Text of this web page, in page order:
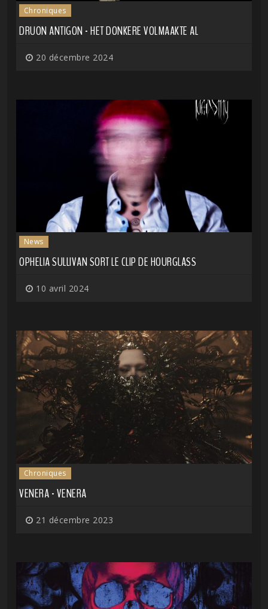
Chroniques
DRUON ANTIGON - HET DONKERE VOLMAAKTE AL
20 décembre 2024
News
OPHELIA SULLIVAN SORT LE CLIP DE HOURGLASS
10 avril 2024
Chroniques
VENERA - VENERA
21 décembre 2023